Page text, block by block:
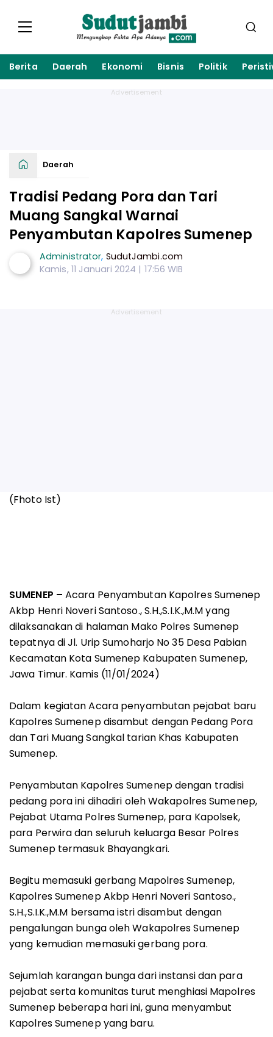
Berita Daerah Ekonomi Bisnis Politik
Daerah
Tradisi Pedang Pora dan Tari
Muang Sangkal Warnai
Penyambutan Kapolres Sumenep
Administrator, SudutJambi.com
Kamis, 11 Januari 2024 | 17:56 WIB
(Fhoto Ist)
SUMENEP – Acara Penyambutan Kapolres Sumenep
Akbp Henri Noveri Santoso., S.H.,S.I.K.,M.M yang
dilaksanakan di halaman Mako Polres Sumenep
tepatnya di Jl. Urip Sumoharjo No 35 Desa Pabian
Kecamatan Kota Sumenep Kabupaten Sumenep,
Jawa Timur. Kamis (11/01/2024)
Dalam kegiatan Acara penyambutan pejabat baru
Kapolres Sumenep disambut dengan Pedang Pora
dan Tari Muang Sangkal tarian Khas Kabupaten
Sumenep.
Penyambutan Kapolres Sumenep dengan tradisi
pedang pora ini dihadiri oleh Wakapolres Sumenep,
Pejabat Utama Polres Sumenep, para Kapolsek,
para Perwira dan seluruh keluarga Besar Polres
Sumenep termasuk Bhayangkari.
Begitu memasuki gerbang Mapolres Sumenep,
Kapolres Sumenep Akbp Henri Noveri Santoso.,
S.H.,S.I.K.,M.M bersama istri disambut dengan
pengalungan bunga oleh Wakapolres Sumenep
yang kemudian memasuki gerbang pora.
Sejumlah karangan bunga dari instansi dan para
pejabat serta komunitas turut menghiasi Mapolres
Sumenep beberapa hari ini, guna menyambut
Kapolres Sumenep yang baru.